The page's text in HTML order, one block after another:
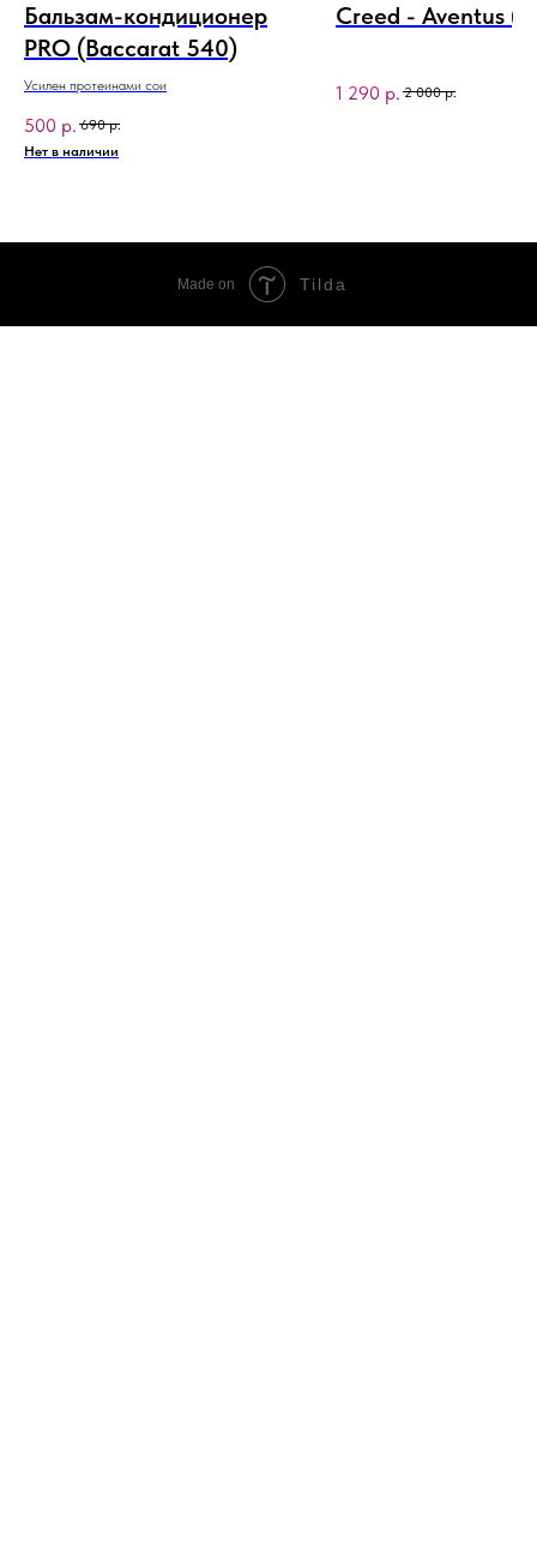
Бальзам-кондиционер
PRO (Baccarat 540)
Усилен протеинами сои
500 р. 690 р.
Нет в наличии
Creed - Aventus
1 290 р. 2 000 р.
Made on Tilda